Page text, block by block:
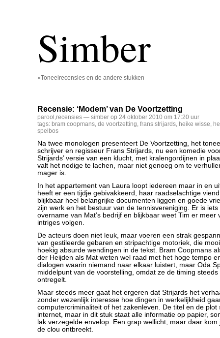
Simber
»Toneelrecensies en de andere stukken
Recensie: ‘Modem’ van De Voortzetting
parool ,recensies — simber op 24 oktober 2010 om 17:20 uur
tags: bram coopmans, de voortzetting, frans strijards, heike wisse,
spelbos
Na twee monologen presenteert De Voortzetting, het
schrijver en regisseur Frans Strijards, nu een komedie
Strijards’ versie van een klucht, met kralengordijnen in
valt het nodige te lachen, maar niet genoeg om te
mager is.
In het appartement van Laura loopt iedereen maar in en
heeft er een tijdje gebivakkeerd, haar raadselachtige
blijkbaar heel belangrijke documenten liggen en goede
zijn werk en het bestuur van de tennisvereniging. Er is
overname van Mat’s bedrijf en blijkbaar weet Tim er meer
intriges volgen.
De acteurs doen niet leuk, maar voeren een strak
van gestileerde gebaren en stripachtige motoriek, die
hoekig absurde wendingen in de tekst. Bram Coopmans
der Heijden als Mat weten wel raad met het hoge tempo
dialogen waarin niemand naar elkaar luistert, maar Oda
middelpunt van de voorstelling, omdat ze de timing
ontregelt.
Maar steeds meer gaat het ergeren dat Strijards het
zonder wezenlijk interesse hoe dingen in werkelijkheid
computercriminaliteit of het zakenleven. De titel en de plot
internet, maar in dit stuk staat alle informatie op papier,
lak verzegelde envelop. Een grap wellicht, maar daar
de clou ontbreekt.